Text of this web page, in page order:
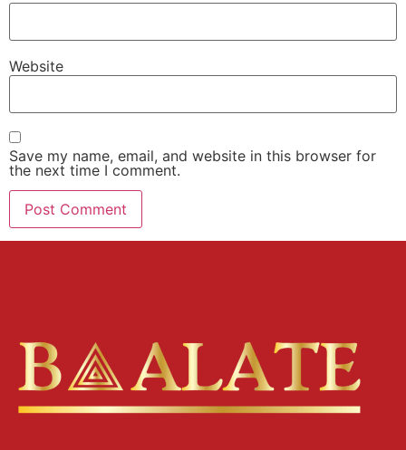
Website
Save my name, email, and website in this browser for
the next time I comment.